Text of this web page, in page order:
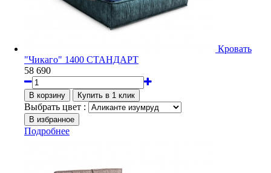
Кровать
"Чикаго" 1400 СТАНДАРТ
58 690
Выбрать цвет :
Подробнее